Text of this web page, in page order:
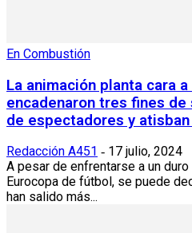
En Combustión
La animación planta cara
encadenaron tres fines de
de espectadores y
Redacción A451 - 17 julio, 2024
A pesar de enfrentarse a un
Eurocopa de fútbol, se puede
han salido más...